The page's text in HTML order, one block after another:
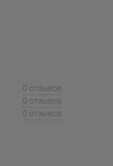
0 отзывов
0 отзывов
0 отзывов